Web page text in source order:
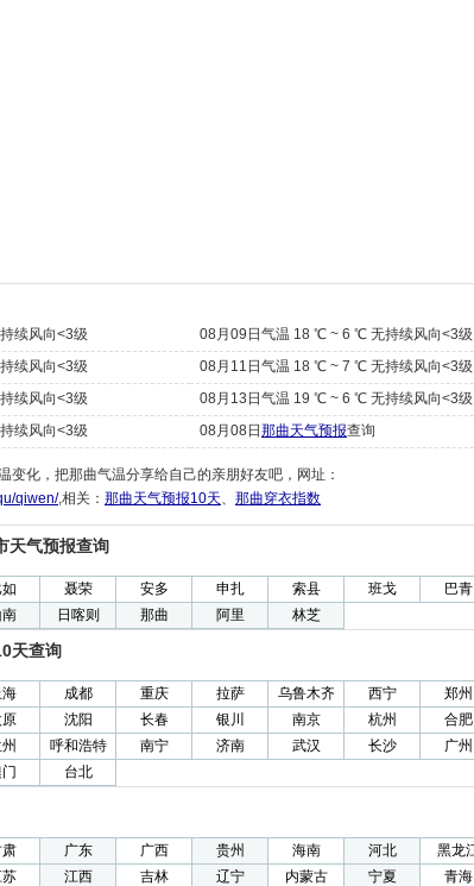
续风向<3级
08月09日气温 18 ℃ ~ 6 ℃ 无持续风向<3级
续风向<3级
08月11日气温 18 ℃ ~ 7 ℃ 无持续风向<3级
续风向<3级
08月13日气温 19 ℃ ~ 6 ℃ 无持续风向<3级
续风向<3级
08月08日 那曲天气预报查询
变化，把那曲气温分享给自己的亲朋好友吧，网址：
qiwen/,相关： 那曲天气预报10天、 那曲穿衣指数
天气预报查询
如 聂荣 安多 申扎 索县 班戈 巴青
南 日喀则 那曲 阿里 林芝
天查询
成都 重庆 拉萨 乌鲁木齐 西宁 郑州
沈阳 长春 银川 南京 杭州 合肥
呼和浩特 南宁 济南 武汉 长沙 广州
台北
广东 广西 贵州 海南 河北 黑龙
江西 吉林 辽宁 内蒙古 宁夏 青海